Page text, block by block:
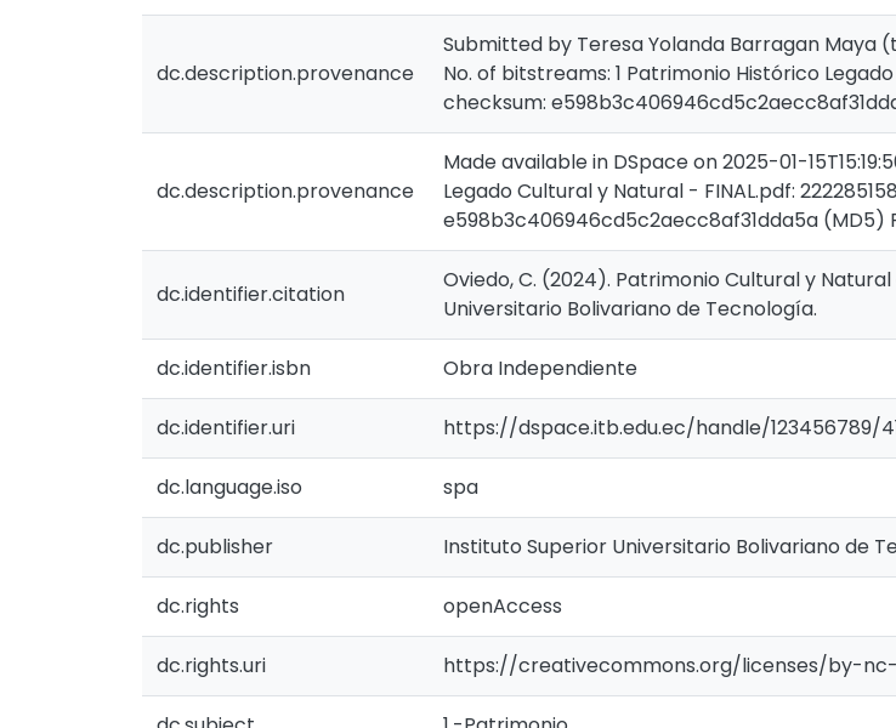
dc.description.provenance
Submitted by Teresa Yolanda Barragan Maya
No. of bitstreams: 1 Patrimonio Histórico
checksum:
dc.description.provenance
Made available in DSpace on 2025-01-
Legado Cultural y Natural - FINAL.pdf:
e598b3c406946cd5c2aecc8af31dda5a (MD5)
dc.identifier.citation
Oviedo, C. (2024). Patrimonio Cultural y
Universitario Bolivariano de Tecnología.
dc.identifier.isbn Obra Independiente
dc.identifier.uri https://dspace.itb.edu.ec/handle/123456789/
dc.language.iso spa
dc.publisher Instituto Superior Universitario Bolivariano de
dc.rights openAccess
dc.rights.uri https://creativecommons.org/licenses/by-